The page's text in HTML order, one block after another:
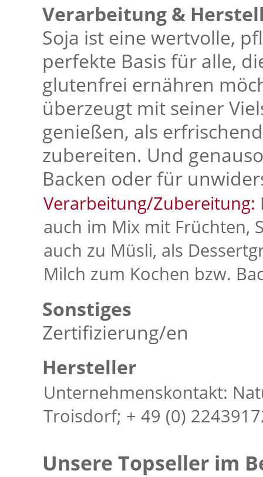
Verarbeitung &
Soja ist eine wertvolle,
perfekte Basis für alle,
glutenfrei ernähren
überzeugt mit seiner
genießen, als
zubereiten. Und
Backen oder für
Verarbeitung/Zubereitung:
auch im Mix mit Früchten,
auch zu Müsli, als
Milch zum Kochen bzw.
Sonstiges
Zertifizierung/en
Hersteller
Unternehmenskontakt:
Troisdorf; + 49 (0)
Unsere Topseller im